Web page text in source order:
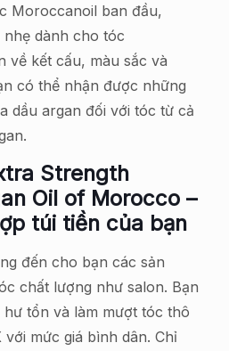
Moroccanoil ban đầu,
nhẹ dành cho tóc
về kết cấu, màu sắc và
có thể nhận được những
dầu argan đối với tóc từ cả
Strength
Oil of Morocco –
túi tiền của bạn
đến cho bạn các sản
chất lượng như salon. Bạn
tổn và làm mượt tóc thô
với mức giá bình dân. Chỉ